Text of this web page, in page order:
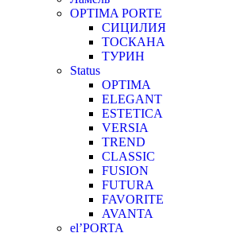
OPTIMA PORTE
СИЦИЛИЯ
ТОСКАНА
ТУРИН
Status
OPTIMA
ELEGANT
ESTETICA
VERSIA
TREND
CLASSIC
FUSION
FUTURA
FAVORITE
AVANTA
el’PORTA